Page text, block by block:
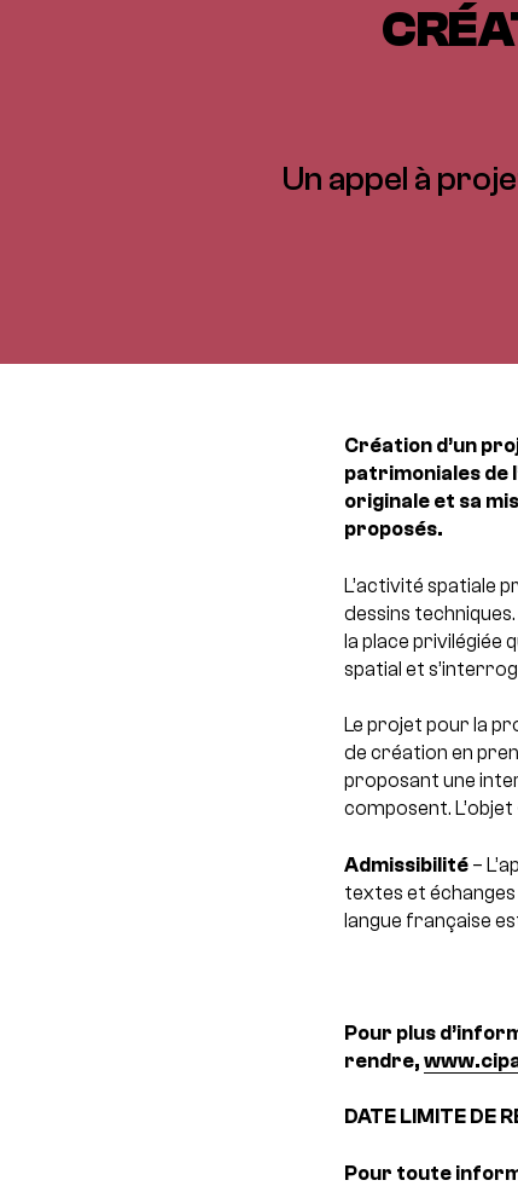
Un appel à
Création d’un
patrimoniales de
originale et sa
proposés.
L’activité spatiale
dessins
la place privilégiée
spatial et
Le projet pour la
de création en
proposant une
composent.
Admissibilité–
textes et échanges
langue française
Pour plus
rendre,
DATE LIMITE DE
Pour toute